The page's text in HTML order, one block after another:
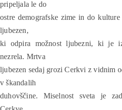
pripeljala le do
ostre demografske zime in do
ljubezen,
ki odpira možnost ljubezni, ki je
nezrela. Mrtva
ljubezen sedaj grozi Cerkvi z vidnim
v škandalih
duhovščine. Miselnost sveta je